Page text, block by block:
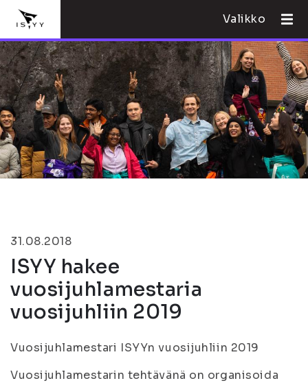
Valikko
31.08.2018
ISYY hakee
vuosijuhlamestaria
vuosijuhliin 2019
Vuosijuhlamestari ISYYn vuosijuhliin 2019
Vuosijuhlamestarin tehtävänä on organisoida